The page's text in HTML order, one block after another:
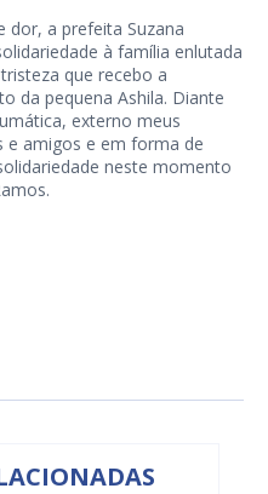
a prefeita Suzana
à família enlutada
que recebo a
da pequena Ashila. Diante
externo meus
e amigos e em forma de
neste momento